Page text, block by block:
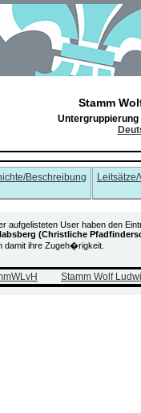
Stamm
Beschreibung
aufgelisteten User haben den
(Christliche
damit ihre Zugeh�rigkeit.
Stamm Wolf